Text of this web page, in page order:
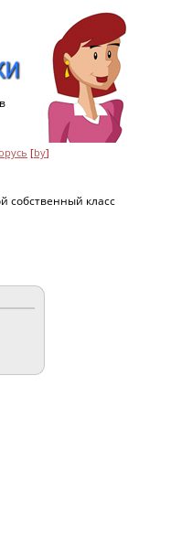
[by]
собственный класс